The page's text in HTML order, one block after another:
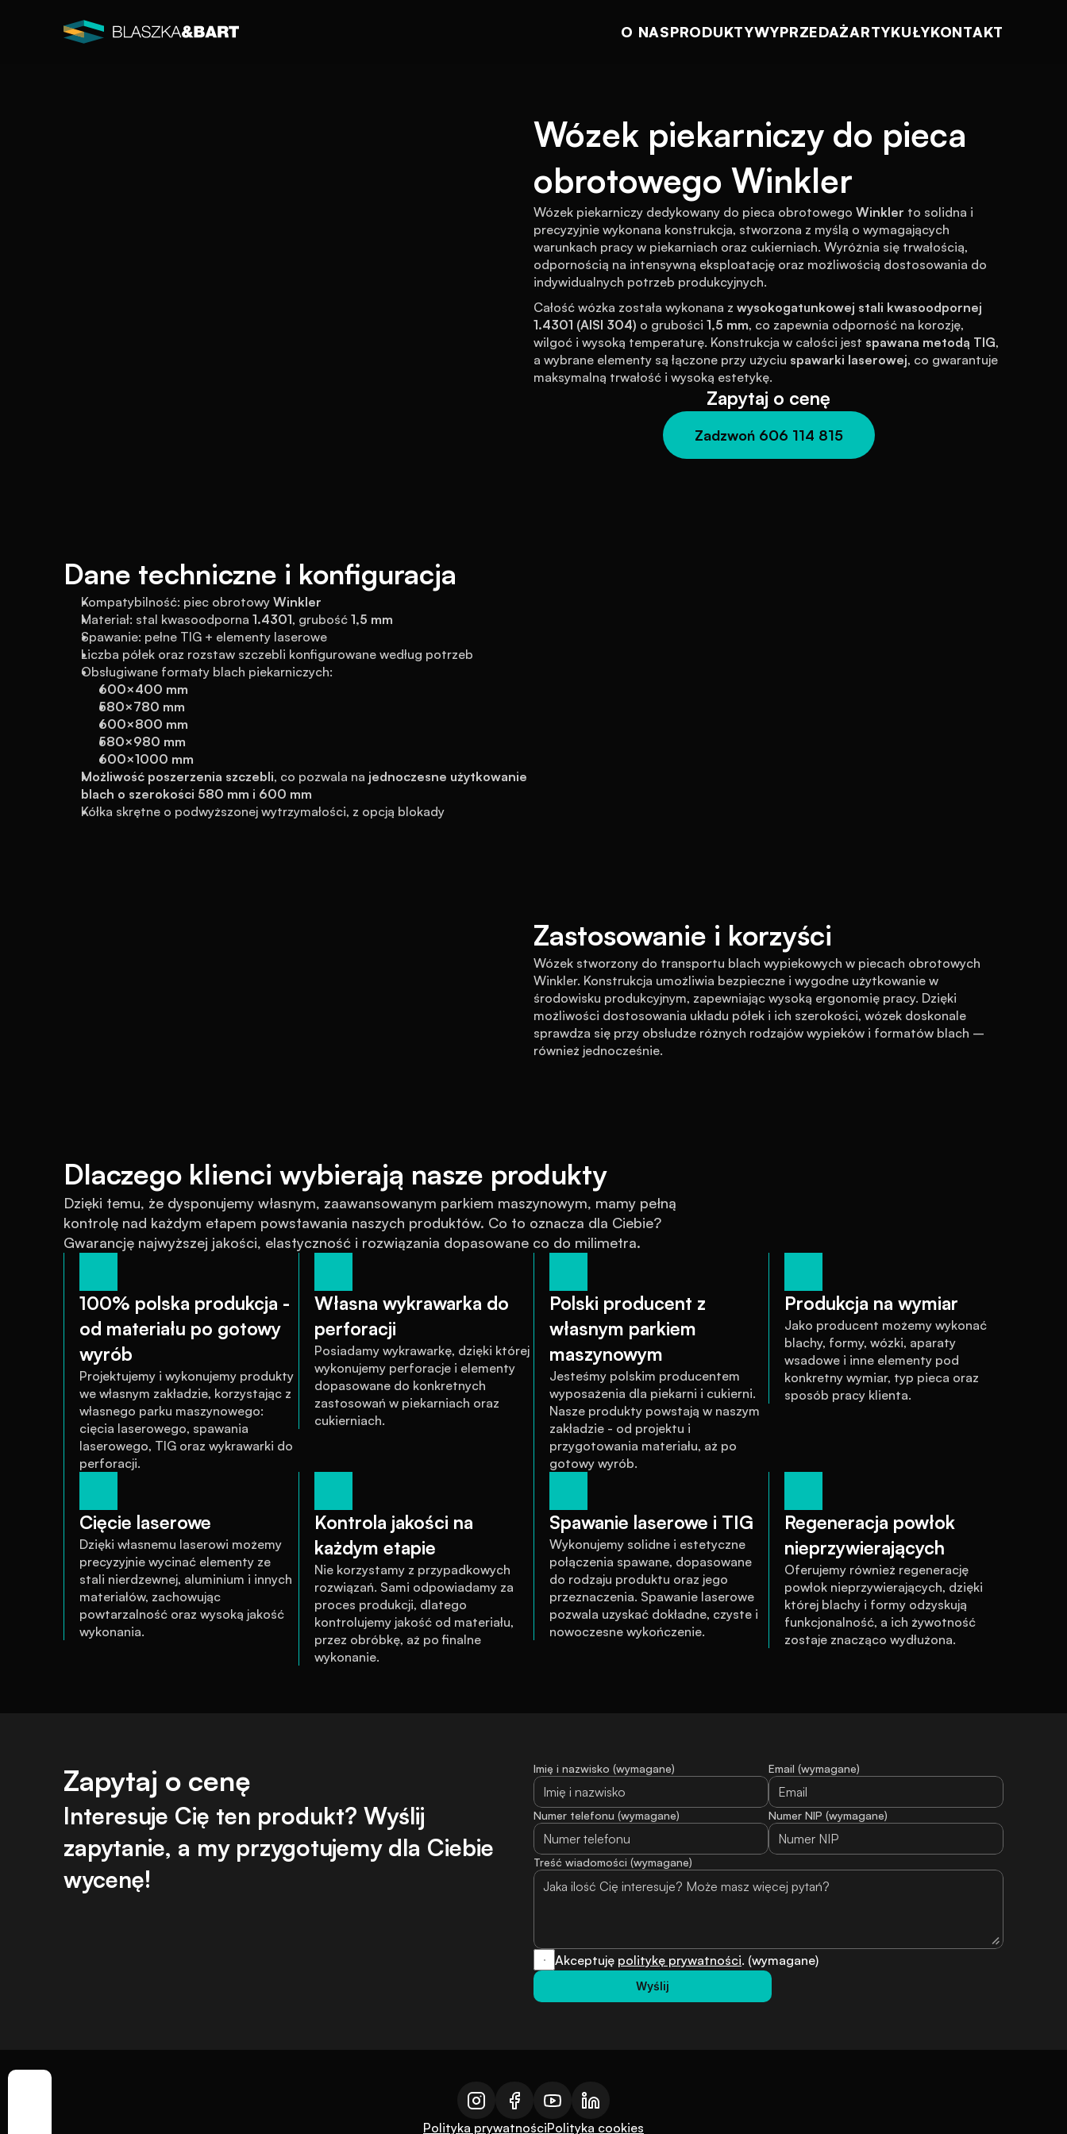
O NASPRODUKTYWYPRZEDAŻARTYKUŁYKONTAKT
Wózek piekarniczy do pieca
obrotowego Winkler
Wózek piekarniczy dedykowany do pieca obrotowego Winkler to solidna i
precyzyjnie wykonana konstrukcja, stworzona z myślą o wymagających
warunkach pracy w piekarniach oraz cukierniach. Wyróżnia się trwałością,
odpornością na intensywną eksploatację oraz możliwością dostosowania do
indywidualnych potrzeb produkcyjnych.
Całość wózka została wykonana z wysokogatunkowej stali kwasoodpornej
1.4301 (AISI 304) o grubości 1,5 mm, co zapewnia odporność na korozję,
wilgoć i wysoką temperaturę. Konstrukcja w całości jest spawana metodą TIG,
a wybrane elementy są łączone przy użyciu spawarki laserowej, co gwarantuje
maksymalną trwałość i wysoką estetykę.
Zapytaj o cenę
Zadzwoń 606 114 815
Dane techniczne i konfiguracja
Kompatybilność: piec obrotowy Winkler
Materiał: stal kwasoodporna 1.4301, grubość 1,5 mm
Spawanie: pełne TIG + elementy laserowe
Liczba półek oraz rozstaw szczebli konfigurowane według potrzeb
Obsługiwane formaty blach piekarniczych:
600×400 mm
580×780 mm
600×800 mm
580×980 mm
600×1000 mm
Możliwość poszerzenia szczebli, co pozwala na jednoczesne użytkowanie
blach o szerokości 580 mm i 600 mm
Kółka skrętne o podwyższonej wytrzymałości, z opcją blokady
Zastosowanie i korzyści
Wózek stworzony do transportu blach wypiekowych w piecach obrotowych
Winkler. Konstrukcja umożliwia bezpieczne i wygodne użytkowanie w
środowisku produkcyjnym, zapewniając wysoką ergonomię pracy. Dzięki
możliwości dostosowania układu półek i ich szerokości, wózek doskonale
sprawdza się przy obsłudze różnych rodzajów wypieków i formatów blach –
również jednocześnie.
Dlaczego klienci wybierają nasze produkty
Dzięki temu, że dysponujemy własnym, zaawansowanym parkiem maszynowym, mamy pełną
kontrolę nad każdym etapem powstawania naszych produktów. Co to oznacza dla Ciebie?
Gwarancję najwyższej jakości, elastyczność i rozwiązania dopasowane co do milimetra.
100% polska produkcja -
od materiału po gotowy
wyrób
Projektujemy i wykonujemy produkty
we własnym zakładzie, korzystając z
własnego parku maszynowego:
cięcia laserowego, spawania
laserowego, TIG oraz wykrawarki do
perforacji.
Własna wykrawarka do
perforacji
Posiadamy wykrawarkę, dzięki której
wykonujemy perforacje i elementy
dopasowane do konkretnych
zastosowań w piekarniach oraz
cukierniach.
Polski producent z
własnym parkiem
maszynowym
Jesteśmy polskim producentem
wyposażenia dla piekarni i cukierni.
Nasze produkty powstają w naszym
zakładzie - od projektu i
przygotowania materiału, aż po
gotowy wyrób.
Produkcja na wymiar
Jako producent możemy wykonać
blachy, formy, wózki, aparaty
wsadowe i inne elementy pod
konkretny wymiar, typ pieca oraz
sposób pracy klienta.
Cięcie laserowe
Dzięki własnemu laserowi możemy
precyzyjnie wycinać elementy ze
stali nierdzewnej, aluminium i innych
materiałów, zachowując
powtarzalność oraz wysoką jakość
wykonania.
Kontrola jakości na
każdym etapie
Nie korzystamy z przypadkowych
rozwiązań. Sami odpowiadamy za
proces produkcji, dlatego
kontrolujemy jakość od materiału,
przez obróbkę, aż po finalne
wykonanie.
Spawanie laserowe i TIG
Wykonujemy solidne i estetyczne
połączenia spawane, dopasowane
do rodzaju produktu oraz jego
przeznaczenia. Spawanie laserowe
pozwala uzyskać dokładne, czyste i
nowoczesne wykończenie.
Regeneracja powłok
nieprzywierających
Oferujemy również regenerację
powłok nieprzywierających, dzięki
której blachy i formy odzyskują
funkcjonalność, a ich żywotność
zostaje znacząco wydłużona.
Zapytaj o cenę
Interesuje Cię ten produkt? Wyślij
zapytanie, a my przygotujemy dla Ciebie
wycenę!
Imię i nazwisko (wymagane) Email (wymagane)
Numer telefonu (wymagane) Numer NIP (wymagane)
Treść wiadomości (wymagane)
Akceptuję politykę prywatności. (wymagane)
Wyślij
Polityka prywatnościPolityka cookies